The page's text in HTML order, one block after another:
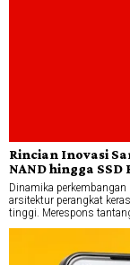
Rincian Inovasi
NAND hingga
Dinamika
arsitektur perangkat
tinggi. Merespons